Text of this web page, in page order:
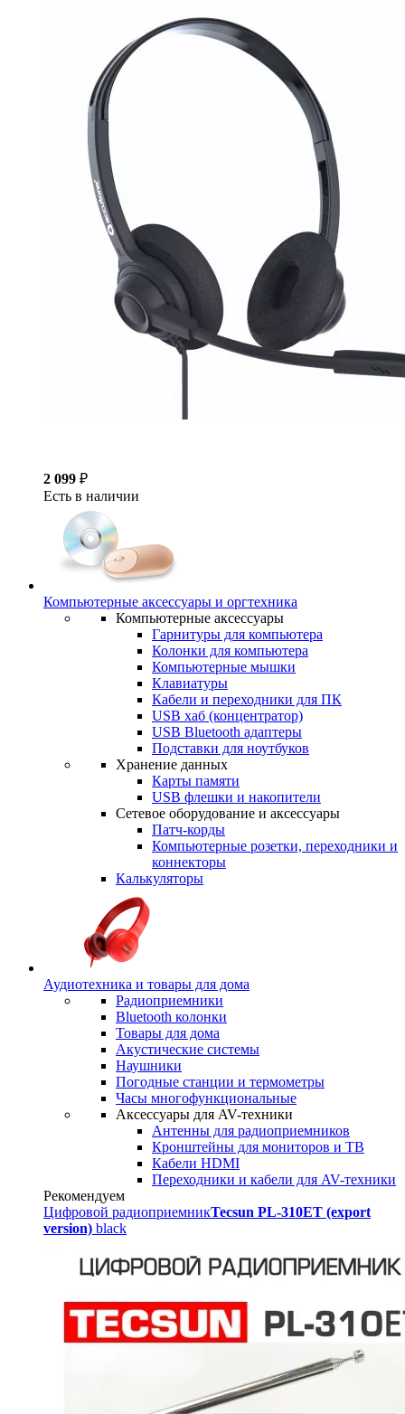
2 099 ₽
Есть в наличии
Компьютерные аксессуары и оргтехника
Компьютерные аксессуары
Гарнитуры для компьютера
Колонки для компьютера
Компьютерные мышки
Клавиатуры
Кабели и переходники для ПК
USB хаб (концентратор)
USB Bluetooth адаптеры
Подставки для ноутбуков
Хранение данных
Карты памяти
USB флешки и накопители
Сетевое оборудование и аксессуары
Патч-корды
Компьютерные розетки, переходники и
коннекторы
Калькуляторы
Аудиотехника и товары для дома
Радиоприемники
Bluetooth колонки
Товары для дома
Акустические системы
Наушники
Погодные станции и термометры
Часы многофункциональные
Аксессуары для AV-техники
Антенны для радиоприемников
Кронштейны для мониторов и ТВ
Кабели HDMI
Переходники и кабели для AV-техники
Рекомендуем
Цифровой радиоприемникTecsun PL-310ET (export
version) black